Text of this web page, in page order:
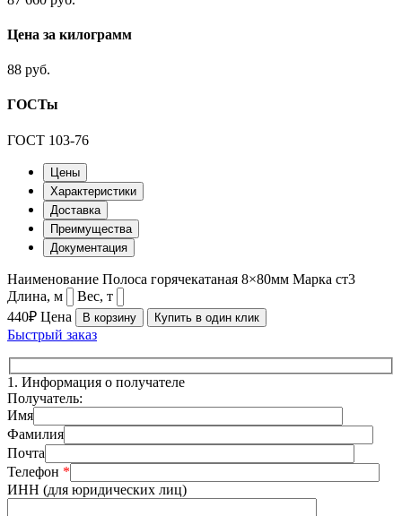
Цена за килограмм
88 руб.
ГОСТы
ГОСТ 103-76
Цены
Характеристики
Доставка
Преимущества
Документация
Наименование Полоса горячекатаная 8×80мм Марка ст3
Длина, м
Вес, т
440₽ Цена В корзину Купить в один клик
Быстрый заказ
1. Информация о получателе
Получатель:
Имя
Фамилия
Почта
Телефон *
ИНН (для юридических лиц)